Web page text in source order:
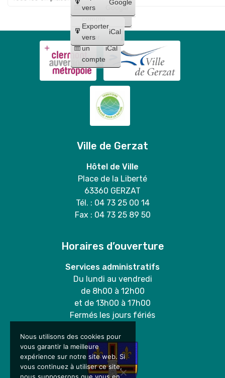
un
compte
Google
Créer
un
compte
iCal
vers
Google
Exporter
vers
iCal
Ville de Gerzat
Hôtel de Ville
Place de la Liberté
63360 GERZAT
Tél. : 04 73 25 00 14
Fax : 04 73 25 89 50
Horaires d’ouverture
Services administratifs
Du lundi au vendredi
de 8h00 à 12h00
et de 13h00 à 17h00
Fermés les jours fériés
Nous utilisons des cookies pour
vous garantir la meilleure
expérience sur notre site web. Si
vous continuez à utiliser ce site,